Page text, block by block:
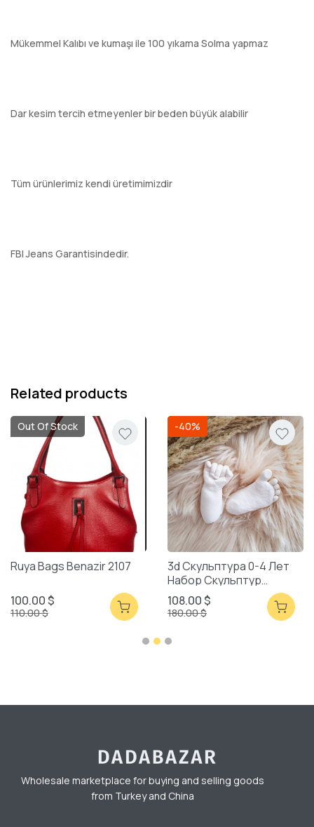
Mükemmel Kalıbı ve kumaşı ile 100 yıkama Solma yapmaz
Dar kesim tercih etmeyenler bir beden büyük alabilir
Tüm ürünlerimiz kendi üretimimizdir
FBI Jeans Garantisindedir.
Related products
Out Of Stock
Ruya Bags Benazir 2107
100.00 $
110.00 $
-40%
3d Скульптура 0-4 Лет
Набор Скульптур
Смешанная Упаковка
108.00 $
180.00 $
Wholesale marketplace for buying and selling goods
from Turkey and China